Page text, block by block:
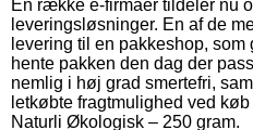
En række e-firmaer tildeler nu
leveringsløsninger. En af de
levering til en pakkeshop,
hente pakken den dag der
nemlig i høj grad smertefri,
letkøbte fragtmulighed ved
Naturli Økologisk – 250 gram.